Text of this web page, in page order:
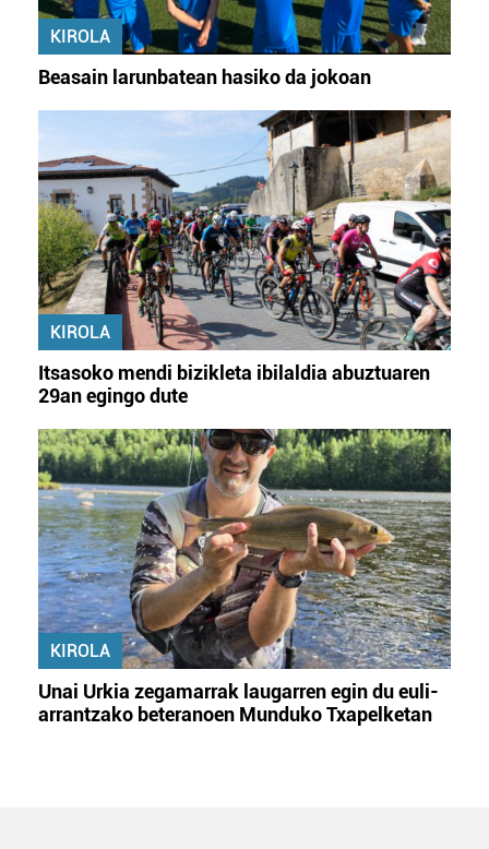
KIROLA
Beasain larunbatean hasiko da jokoan
KIROLA
Itsasoko mendi bizikleta ibilaldia abuztuaren
29an egingo dute
KIROLA
Unai Urkia zegamarrak laugarren egin du euli-
arrantzako beteranoen Munduko Txapelketan